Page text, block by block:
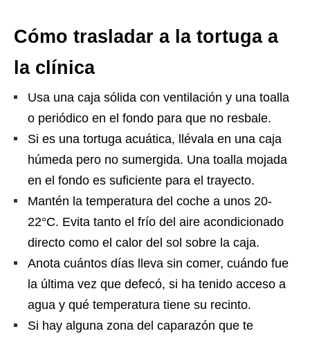
Cómo trasladar a la tortuga a
la clínica
Usa una caja sólida con ventilación y una toalla
o periódico en el fondo para que no resbale.
Si es una tortuga acuática, llévala en una caja
húmeda pero no sumergida. Una toalla mojada
en el fondo es suficiente para el trayecto.
Mantén la temperatura del coche a unos 20-
22°C. Evita tanto el frío del aire acondicionado
directo como el calor del sol sobre la caja.
Anota cuántos días lleva sin comer, cuándo fue
la última vez que defecó, si ha tenido acceso a
agua y qué temperatura tiene su recinto.
Si hay alguna zona del caparazón que te